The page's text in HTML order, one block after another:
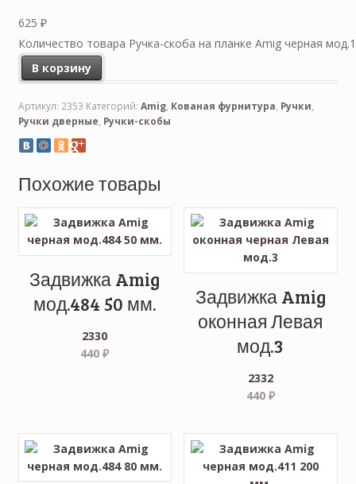
625 ₽
Количество товара Ручка-скоба на планке Amig черная
В корзину
Артикул: 2353 Категорий: Amig, Кованая фурнитура, Ручки,
Ручки дверные, Ручки-скобы
Похожие товары
Задвижка Amig
мод.484 50 мм.
2330
440₽
Задвижка Amig
оконная Левая
мод.3
2332
440 ₽